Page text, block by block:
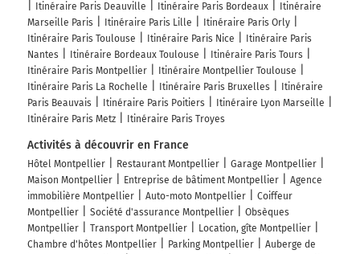
Itinéraire Paris Deauville
Itinéraire Paris Bordeaux
Itinéraire
Marseille Paris
Itinéraire Paris Lille
Itinéraire Paris Orly
Itinéraire Paris Toulouse
Itinéraire Paris Nice
Itinéraire Paris
Nantes
Itinéraire Bordeaux Toulouse
Itinéraire Paris Tours
Itinéraire Paris Montpellier
Itinéraire Montpellier Toulouse
Itinéraire Paris La Rochelle
Itinéraire Paris Bruxelles
Itinéraire
Paris Beauvais
Itinéraire Paris Poitiers
Itinéraire Lyon Marseille
Itinéraire Paris Metz
Itinéraire Paris Troyes
Activités à découvrir en France
Hôtel Montpellier Restaurant Montpellier
Garage Montpellier
Maison Montpellier
Entreprise de bâtiment Montpellier
Agence
immobilière Montpellier
Auto-moto Montpellier
Coiffeur
Montpellier
Société d'assurance Montpellier
Obsèques
Montpellier
Transport Montpellier
Location, gîte Montpellier
Chambre d'hôtes Montpellier
Parking Montpellier
Auberge de